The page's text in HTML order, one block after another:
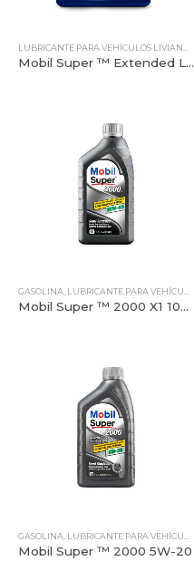
Mobil Super ™ Extended Life Coolant/Antifreeze 40/60
GASOLINA, LUBRICANTE PARA VEHÍCULOS LIVIANOS
Mobil Super ™ 2000 X1 10W-40
GASOLINA LUBRICANTE PARA VEHÍCULOS LIVIANOS
Mobil Super ™ 2000 5W-20